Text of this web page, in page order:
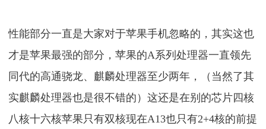
性能部分一直是大家对于苹果手机忽略的，其实这也
才是苹果最强的部分，苹果的A系列处理器一直领先
同代的高通骁龙、麒麟处理器至少两年，（当然了其
实麒麟处理器也是很不错的）这还是在别的芯片四核
八核十六核苹果只有双核现在A13也只有2+4核的前提